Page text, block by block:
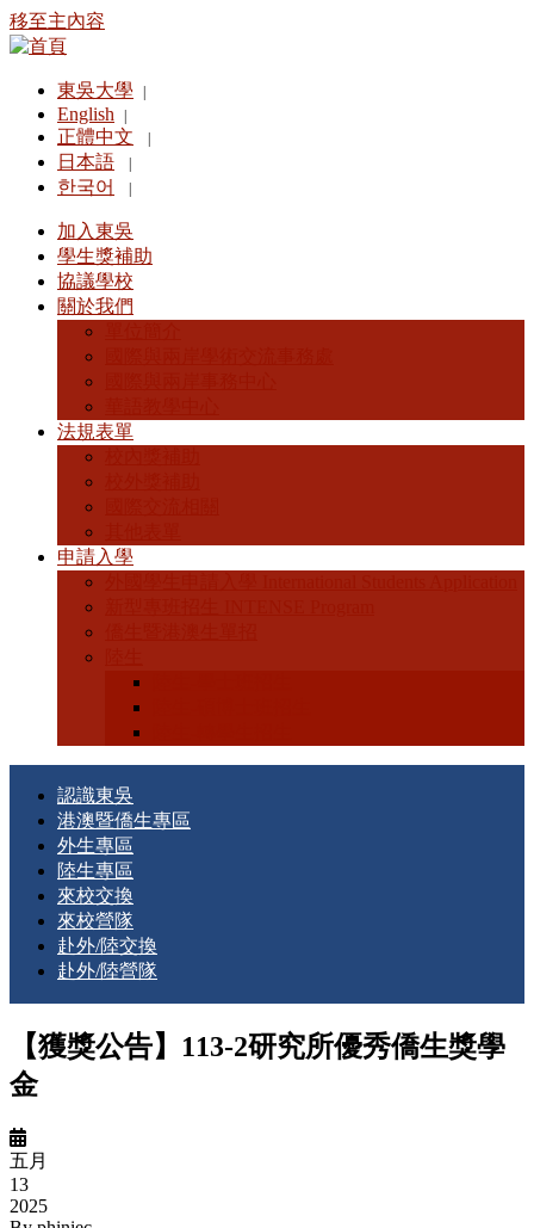
移至主內容
東吳大學
English
正體中文
日本語
한국어
加入東吳
學生獎補助
協議學校
關於我們
法規表單
申請入學
認識東吳
港澳暨僑生專區
外生專區
陸生專區
來校交換
來校營隊
赴外/陸交換
赴外/陸營隊
【獲獎公告】113-2研究所優秀僑生獎學
金
五月
13
2025